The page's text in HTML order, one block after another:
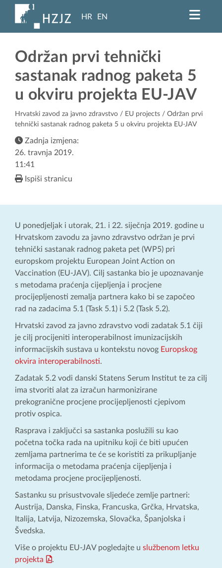
HR EN
Održan prvi tehnički
sastanak radnog paketa 5
u okviru projekta EU-JAV
Hrvatski zavod za javno zdravstvo / EU projects / Održan prvi
tehnički sastanak radnog paketa 5 u okviru projekta EU-JAV
Zadnja izmjena:
26. travnja 2019.
11:41
Ispiši stranicu
U ponedjeljak i utorak, 21. i 22. siječnja 2019. godine u
Hrvatskom zavodu za javno zdravstvo održan je prvi
tehnički sastanak radnog paketa pet (WP5) pri
europskom projektu European Joint Action on
Vaccination (EU-JAV). Cilj sastanka bio je upoznavanje
s metodama praćenja cijepljenja i procjene
procijepljenosti zemalja partnera kako bi se započeo
rad na zadacima 5.1 (Task 5.1) i 5.2 (Task 5.2).
Hrvatski zavod za javno zdravstvo vodi zadatak 5.1 čiji
je cilj procijeniti interoperabilnost imunizacijskih
informacijskih sustava u kontekstu novog Europskog
okvira interoperabilnosti.
Zadatak 5.2 vodi danski Statens Serum Institut te za cilj
ima stvoriti alat za izračun harmonizirane
prekogranične procjene procijepljenosti cjepivom
protiv ospica.
Rasprava i zaključci sa sastanka poslužili su kao
početna točka rada na upitniku koji će biti upućen
zemljama partnerima te će se koristiti za prikupljanje
informacija o metodama praćenja cijepljenja i
metodama procjene procijepljenosti.
Sastanku su prisustvovale sljedeće zemlje partneri:
Austrija, Danska, Finska, Francuska, Grčka, Hrvatska,
Italija, Latvija, Nizozemska, Slovačka, Španjolska i
Švedska.
Više o projektu EU-JAV pogledajte u službenom letku
projekta
.